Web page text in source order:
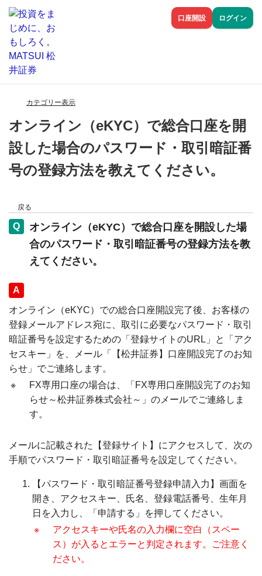
口座開設 ログイン
カテゴリー表示
オンライン（eKYC）で総合口座を開
設した場合のパスワード・取引暗証番
号の登録方法を教えてください。
戻る
オンライン（eKYC）で総合口座を開設した場
合のパスワード・取引暗証番号の登録方法を教
えてください。
回答
オンライン（eKYC）での総合口座開設完了後、お客様の
登録メールアドレス宛に、取引に必要なパスワード・取引
暗証番号を設定するための「登録サイトのURL」と「アク
セスキー」を、メール「【松井証券】口座開設完了のお知
らせ」でご連絡します。
※
FX専用口座の場合は、「FX専用口座開設完了のお知
らせ～松井証券株式会社～」のメールでご連絡しま
す。
メールに記載された【登録サイト】にアクセスして、次の
手順でパスワード・取引暗証番号を設定してください。
【パスワード・取引暗証番号登録申請入力】画面を
開き、アクセスキー、氏名、登録電話番号、生年月
日を入力し、「申請する」を押してください。
※
アクセスキーや氏名の入力欄に空白（スペー
ス）が入るとエラーと判定されます。ご注意く
ださい。